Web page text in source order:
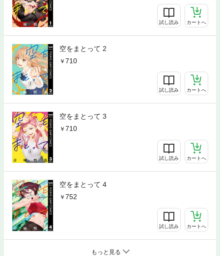
試し読み カートへ
空をまとって 2
710
試し読み カートへ
空をまとって 3
710
試し読み カートへ
空をまとって 4
752
試し読み カートへ
もっと見る